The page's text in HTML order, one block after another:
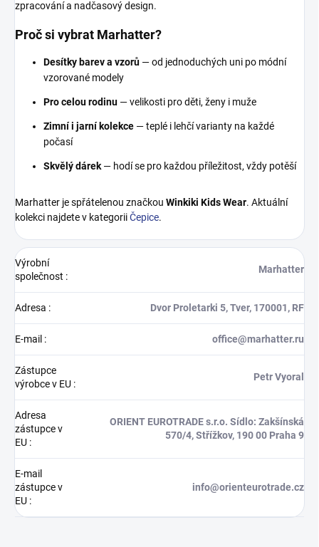
zpracování a nadčasový design.
Proč si vybrat Marhatter?
Desítky barev a vzorů — od jednoduchých uni po módní
vzorované modely
Pro celou rodinu — velikosti pro děti, ženy i muže
Zimní i jarní kolekce — teplé i lehčí varianty na každé
počasí
Skvělý dárek — hodí se pro každou příležitost, vždy potěší
Marhatter je spřátelenou značkou Winkiki Kids Wear. Aktuální
kolekci najdete v kategoriiČepice.
Výrobní
společnost :
Marhatter
Adresa : Dvor Proletarki 5, Tver, 170001, RF
E-mail : office@marhatter.ru
Zástupce
výrobce v EU :
Petr Vyoral
Adresa
zástupce v
EU :
ORIENT EUROTRADE s.r.o. Sídlo: Zakšínská
570/4, Střížkov, 190 00 Praha 9
E-mail
zástupce v
EU :
info@orienteurotrade.cz